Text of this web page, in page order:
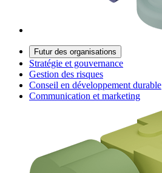
Futur des organisations
Stratégie et gouvernance
Gestion des risques
Conseil en développement durable
Communication et marketing